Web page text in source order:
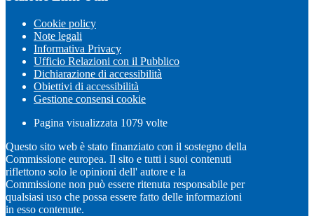
Cookie policy
Note legali
Informativa Privacy
Ufficio Relazioni con il Pubblico
Dichiarazione di accessibilità
Obiettivi di accessibilità
Gestione consensi cookie
Pagina visualizzata 1079 volte
Questo sito web è stato finanziato con il sostegno della
Commissione europea. Il sito e tutti i suoi contenuti
riflettono solo le opinioni dell' autore e la
Commissione non può essere ritenuta responsabile per
qualsiasi uso che possa essere fatto delle informazioni
in esso contenute.